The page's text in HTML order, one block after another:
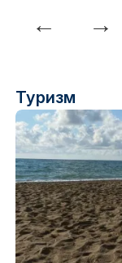
Туризм